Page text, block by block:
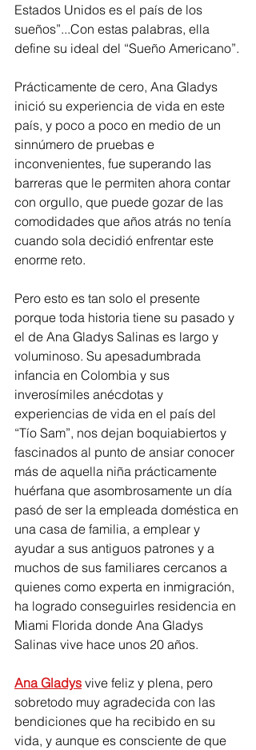
Estados Unidos es el país de los
sueños”...Con estas palabras, ella
define su ideal del “Sueño Americano”.
Prácticamente de cero, Ana Gladys
inició su experiencia de vida en este
país, y poco a poco en medio de un
sinnúmero de pruebas e
inconvenientes, fue superando las
barreras que le permiten ahora contar
con orgullo, que puede gozar de las
comodidades que años atrás no tenía
cuando sola decidió enfrentar este
enorme reto.
Pero esto es tan solo el presente
porque toda historia tiene su pasado y
el de Ana Gladys Salinas es largo y
voluminoso. Su apesadumbrada
infancia en Colombia y sus
inverosímiles anécdotas y
experiencias de vida en el país del
“Tío Sam”, nos dejan boquiabiertos y
fascinados al punto de ansiar conocer
más de aquella niña prácticamente
huérfana que asombrosamente un día
pasó de ser la empleada doméstica en
una casa de familia, a emplear y
ayudar a sus antiguos patrones y a
muchos de sus familiares cercanos a
quienes como experta en inmigración,
ha logrado conseguirles residencia en
Miami Florida donde Ana Gladys
Salinas vive hace unos 20 años.
Ana Gladys vive feliz y plena, pero
sobretodo muy agradecida con las
bendiciones que ha recibido en su
vida, y aunque es consciente de que